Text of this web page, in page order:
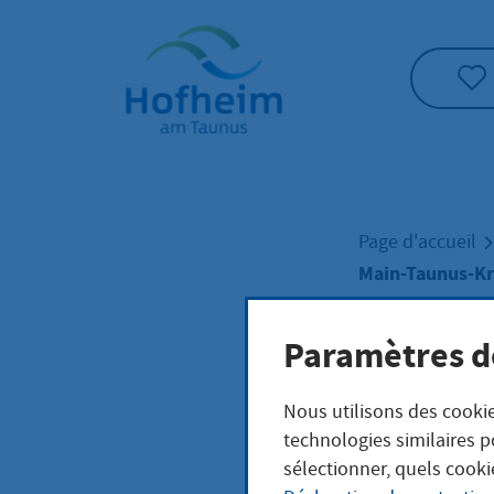
Accueil"
Page d'accueil
Main-Taunus-
für
Paramètres
Nous utilisons des
technologies similaires
sélectionner, quels